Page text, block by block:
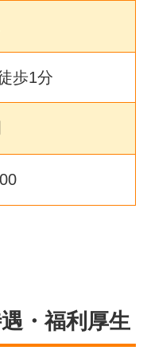
歩1分
・福利厚生